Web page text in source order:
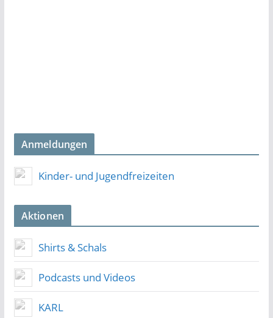
Anmeldungen
Kinder- und Jugendfreizeiten
Aktionen
Shirts & Schals
Podcasts und Videos
KARL